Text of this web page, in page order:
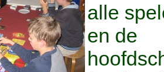
alle
en de